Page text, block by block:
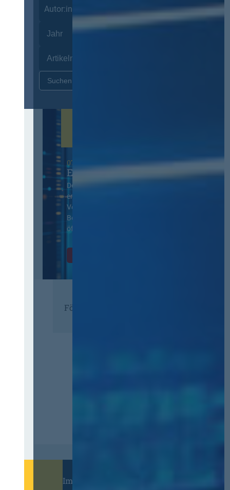
Autor:innen
07. Oktober 2026 in Berlin
EVB-IT Thementag
Der Thementag für die
ergänzenden
Vertragsbedingungen von IT-
Beschaffung in der
öffentlichen Verwaltung
Förderer
Immer informiert bleiben!